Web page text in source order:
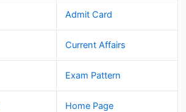
Admit Card
Current Affairs
Exam Pattern
Home Page